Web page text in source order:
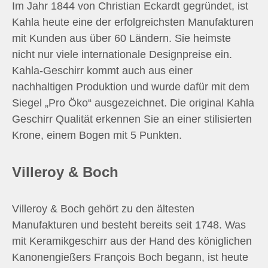
Im Jahr 1844 von Christian Eckardt gegründet, ist
Kahla heute eine der erfolgreichsten Manufakturen
mit Kunden aus über 60 Ländern. Sie heimste
nicht nur viele internationale Designpreise ein.
Kahla-Geschirr kommt auch aus einer
nachhaltigen Produktion und wurde dafür mit dem
Siegel „Pro Öko“ ausgezeichnet. Die original Kahla
Geschirr Qualität erkennen Sie an einer stilisierten
Krone, einem Bogen mit 5 Punkten.
Villeroy & Boch
Villeroy & Boch gehört zu den ältesten
Manufakturen und besteht bereits seit 1748. Was
mit Keramikgeschirr aus der Hand des königlichen
Kanonengießers François Boch begann, ist heute